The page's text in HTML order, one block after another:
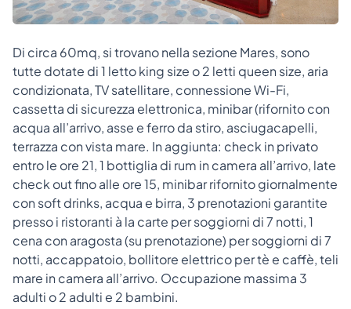
Di circa 60mq, si trovano nella sezione Mares, sono
tutte dotate di 1 letto king size o 2 letti queen size, aria
condizionata, TV satellitare, connessione Wi-Fi,
cassetta di sicurezza elettronica, minibar (rifornito con
acqua all’arrivo, asse e ferro da stiro, asciugacapelli,
terrazza con vista mare. In aggiunta: check in privato
entro le ore 21, 1 bottiglia di rum in camera all’arrivo, late
check out fino alle ore 15, minibar rifornito giornalmente
con soft drinks, acqua e birra, 3 prenotazioni garantite
presso i ristoranti à la carte per soggiorni di 7 notti, 1
cena con aragosta (su prenotazione) per soggiorni di 7
notti, accappatoio, bollitore elettrico per tè e caffè, teli
mare in camera all’arrivo. Occupazione massima 3
adulti o 2 adulti e 2 bambini.